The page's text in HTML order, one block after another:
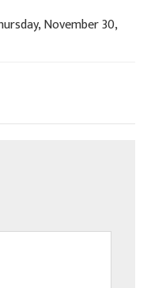
November 30,